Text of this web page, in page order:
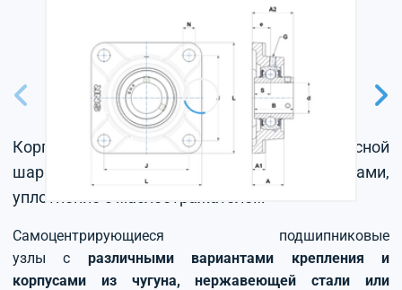
Корпус из серого чугуна, радиальный корпусной
шарикоподшипник с установочными винтами,
уплотнение с маслоотражателем
Самоцентрирующиеся подшипниковые
узлы с различными вариантами крепления и
корпусами из чугуна, нержавеющей стали или